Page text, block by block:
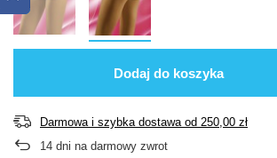
Dodaj do koszyka
Darmowa i szybka dostawaod 250,00 zł
14 dni na darmowy zwrot